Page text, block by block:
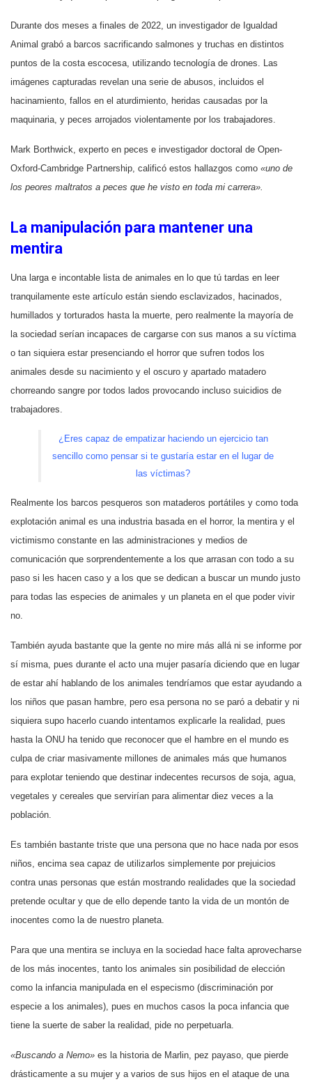
Durante dos meses a finales de 2022, un investigador de Igualdad
Animal grabó a barcos sacrificando salmones y truchas en distintos
puntos de la costa escocesa, utilizando tecnología de drones. Las
imágenes capturadas revelan una serie de abusos, incluidos el
hacinamiento, fallos en el aturdimiento, heridas causadas por la
maquinaria, y peces arrojados violentamente por los trabajadores.
Mark Borthwick, experto en peces e investigador doctoral de Open-
Oxford-Cambridge Partnership, calificó estos hallazgos como «uno de
los peores maltratos a peces que he visto en toda mi carrera».
La manipulación para mantener una
mentira
Una larga e incontable lista de animales en lo que tú tardas en leer
tranquilamente este artículo están siendo esclavizados, hacinados,
humillados y torturados hasta la muerte, pero realmente la mayoría de
la sociedad serían incapaces de cargarse con sus manos a su víctima
o tan siquiera estar presenciando el horror que sufren todos los
animales desde su nacimiento y el oscuro y apartado matadero
chorreando sangre por todos lados provocando incluso suicidios de
trabajadores.
¿Eres capaz de empatizar haciendo un ejercicio tan
sencillo como pensar si te gustaría estar en el lugar de
las víctimas?
Realmente los barcos pesqueros son mataderos portátiles y como toda
explotación animal es una industria basada en el horror, la mentira y el
victimismo constante en las administraciones y medios de
comunicación que sorprendentemente a los que arrasan con todo a su
paso si les hacen caso y a los que se dedican a buscar un mundo justo
para todas las especies de animales y un planeta en el que poder vivir
no.
También ayuda bastante que la gente no mire más allá ni se informe por
sí misma, pues durante el acto una mujer pasaría diciendo que en lugar
de estar ahí hablando de los animales tendríamos que estar ayudando a
los niños que pasan hambre, pero esa persona no se paró a debatir y ni
siquiera supo hacerlo cuando intentamos explicarle la realidad, pues
hasta la ONU ha tenido que reconocer que el hambre en el mundo es
culpa de criar masivamente millones de animales más que humanos
para explotar teniendo que destinar indecentes recursos de soja, agua,
vegetales y cereales que servirían para alimentar diez veces a la
población.
Es también bastante triste que una persona que no hace nada por esos
niños, encima sea capaz de utilizarlos simplemente por prejuicios
contra unas personas que están mostrando realidades que la sociedad
pretende ocultar y que de ello depende tanto la vida de un montón de
inocentes como la de nuestro planeta.
Para que una mentira se incluya en la sociedad hace falta aprovecharse
de los más inocentes, tanto los animales sin posibilidad de elección
como la infancia manipulada en el especismo (discriminación por
especie a los animales), pues en muchos casos la poca infancia que
tiene la suerte de saber la realidad, pide no perpetuarla.
«Buscando a Nemo» es la historia de Marlin, pez payaso, que pierde
drásticamente a su mujer y a varios de sus hijos en el ataque de una